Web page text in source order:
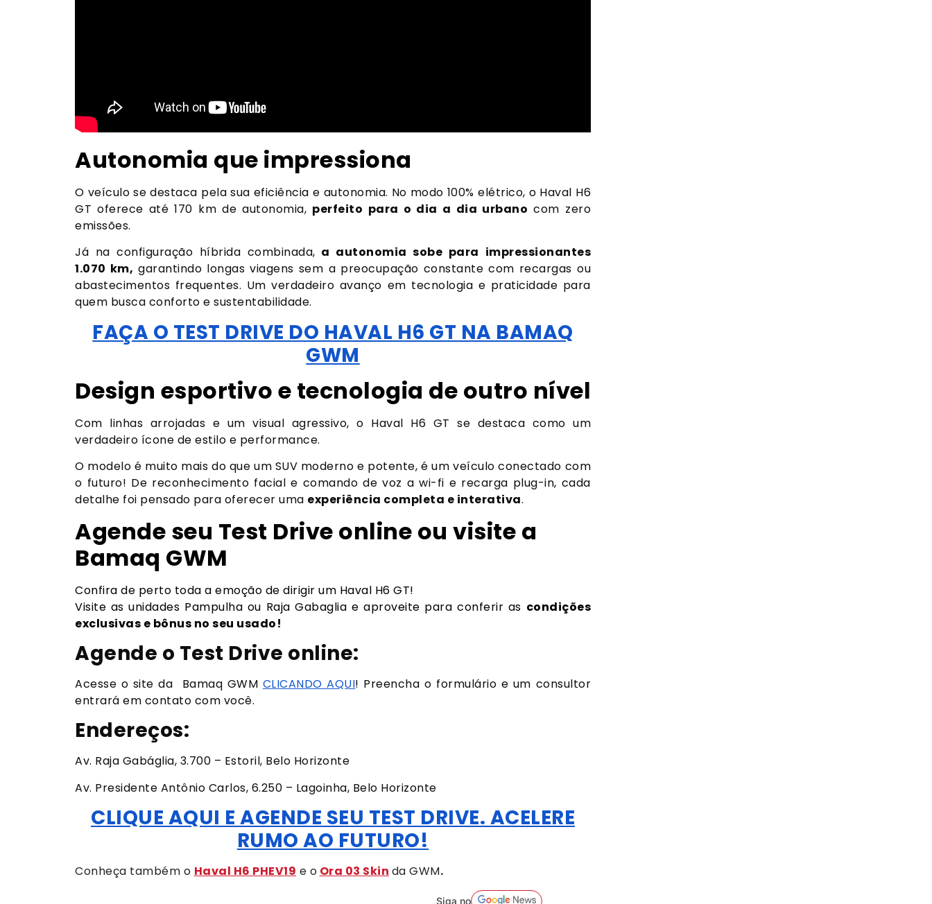
Autonomia que impressiona
O veículo se destaca pela sua eficiência e autonomia. No modo 100% elétrico, o Haval H6
GT oferece até 170 km de autonomia, perfeito para o dia a dia urbano com zero
emissões.
Já na configuração híbrida combinada, a autonomia sobe para impressionantes
1.070 km, garantindo longas viagens sem a preocupação constante com recargas ou
abastecimentos frequentes. Um verdadeiro avanço em tecnologia e praticidade para
quem busca conforto e sustentabilidade.
FAÇA O TEST DRIVE DO HAVAL H6 GT NA BAMAQ
GWM
Design esportivo e tecnologia de outro nível
Com linhas arrojadas e um visual agressivo, o Haval H6 GT se destaca como um
verdadeiro ícone de estilo e performance.
O modelo é muito mais do que um SUV moderno e potente, é um veículo conectado com
o futuro! De reconhecimento facial e comando de voz a wi-fi e recarga plug-in, cada
detalhe foi pensado para oferecer uma experiência completa e interativa.
Agende seu Test Drive online ou visite a
Bamaq GWM
Confira de perto toda a emoção de dirigir um Haval H6 GT!
Visite as unidades Pampulha ou Raja Gabaglia e aproveite para conferir as condições
exclusivas e bônus no seu usado!
Agende o Test Drive online:
Acesse o site da Bamaq GWM CLICANDO AQUI! Preencha o formulário e um consultor
entrará em contato com você.
Endereços:
Av. Raja Gabáglia, 3.700 – Estoril, Belo Horizonte
Av. Presidente Antônio Carlos, 6.250 – Lagoinha, Belo Horizonte
CLIQUE AQUI E AGENDE SEU TEST DRIVE. ACELERE
RUMO AO FUTURO!
Conheça também o Haval H6 PHEV19 e o Ora 03 Skin da GWM.
Siga no